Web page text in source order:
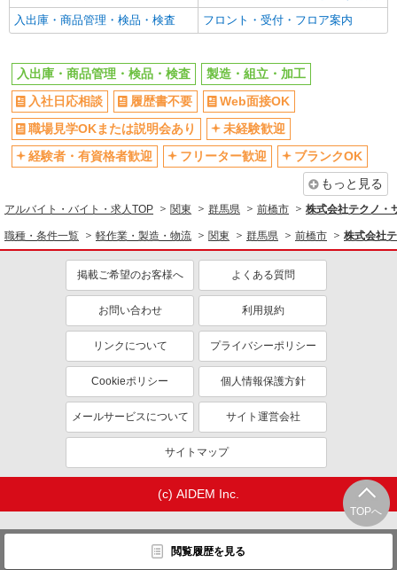
入出庫・商品管理・検品・検査
フロント・受付・フロア案内
TOPへ
閲覧履歴を見る
入出庫・商品管理・検品・検査
製造・組立・加工
入社日応相談
履歴書不要
Web面接OK
職場見学OKまたは説明会あり
未経験歓迎
経験者・有資格者歓迎
フリーター歓迎
ブランクOK
もっと見る
アルバイト・バイト・求人TOP 関東 群馬県 前橋市 株式会社テクノ・
職種・条件一覧 軽作業・製造・物流 関東 群馬県 前橋市 株式会社
掲載ご希望のお客様へ よくある質問
お問い合わせ 利用規約
リンクについて プライバシーポリシー
Cookieポリシー 個人情報保護方針
メールサービスについて サイト運営会社
サイトマップ
(c) AIDEM Inc.